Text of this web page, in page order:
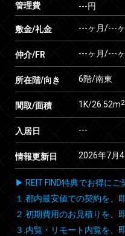
管理費 ---円
敷金/礼金 ---ヶ月/---
仲介/FR ---ヶ月/---
所在階/向き 6階/南東
間取/面積 1K/26.52m2
入居日 ---
情報更新日 2026年7月4
▶ REIT FIND特典でお得にご
１.都内最安値での契約を、
２.初期費用のお見積りを、
３.内覧・リモート内覧を、